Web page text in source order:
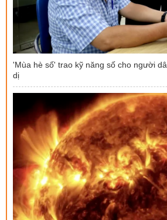
'Mùa hè số' trao kỹ năng số cho người
dị